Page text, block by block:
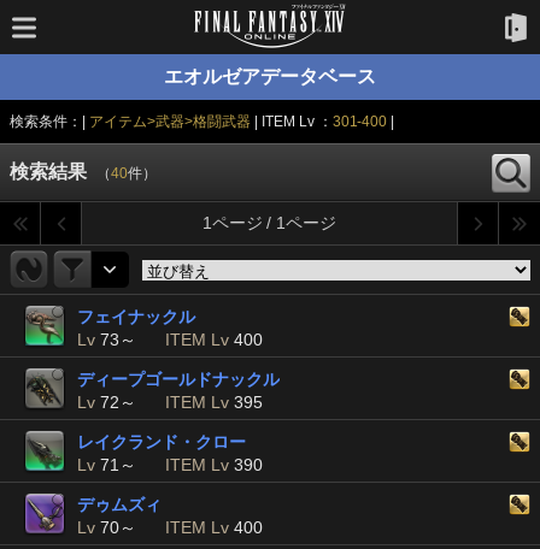
エオルゼアデータベース
検索条件：| アイテム>武器>格闘武器 | ITEM Lv ： 301-400
検索結果 （40件）
1ページ / 1ページ
フェイナックル
Lv 73～ ITEM Lv 400
ディープゴールドナックル
Lv 72～ ITEM Lv 395
レイクランド・クロー
Lv 71～ ITEM Lv 390
デゥムズィ
Lv 70～ ITEM Lv 400